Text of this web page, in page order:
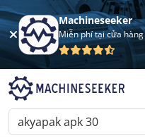
Machineseeker
Miễn phí tại cửa hàng